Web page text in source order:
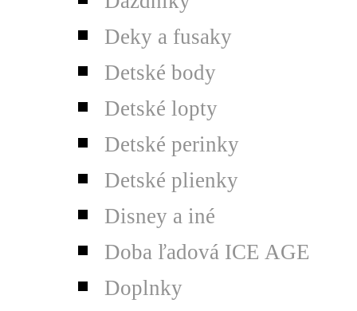
Deky a fusaky
Detské body
Detské lopty
Detské perinky
Detské plienky
Disney a iné
Doba ľadová ICE AGE
Doplnky